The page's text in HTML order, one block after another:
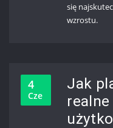
się
wzrostu.
4
Cze
Jak